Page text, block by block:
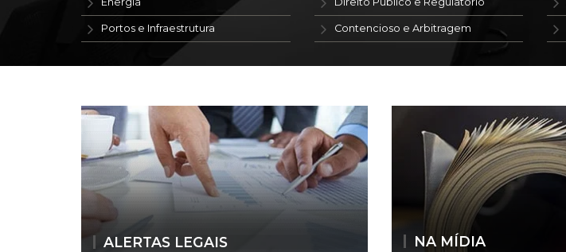
Portos e Infraestrutura Contencioso e Arbitragem
ALERTAS LEGAIS NA MÍDIA